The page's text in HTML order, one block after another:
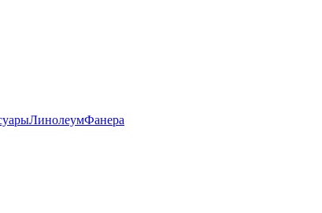
ЛинолеумФанера